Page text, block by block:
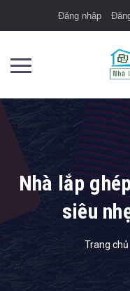
Đăng nhập
Nhà lắp
siêu
Trang chủ